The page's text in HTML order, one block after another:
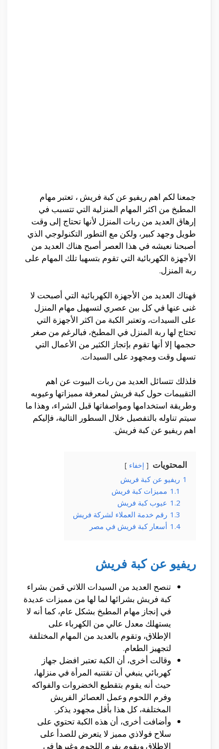
جمعنا لكم اهم ريفيو عن كبة فريش ، تعتبر مهام
المطبخ من اكثر المهام المنزلية التي تتسبب في
إرهاق العديد من ربات المنزل لأنها تحتاج إلى وقت
طويل وجهد كبير، ولكن مع التطور التكنولوجي الذي
أصبحنا نعيشه في هذا العصر أصبح هناك العديد من
الأجهزة الكهربائية التي تقوم بتسهيا تلك المهام على
ربة المنزل.
فهناك العديد من الأجهزة الكهربائية التي أصبحت لا
غنى عنها في كل بين عصري لتسهيل مهام المنزل
على السيدات، وتعتبر الكبة من اكثر الأجهزة التي
تحتاج لها ربة المنزل في المطبخ، فبالرغم من صغر
حجمها إلا أنها تقوم بإتجاز الكثير من الأعمال التي
تسهل وقت ومجهود على السيدات.
فلذلك تتسائل العديد من ربات البيوت عن اهم
التقييمات حول كبة فريش لمعرفة مميزاتها وعيوبه
وطريقة استخدامها ومواصفاتها قبل الشراء، وهذا ما
سيتم تناوله بالتفصيل خلال السطور التالية، فإليكم
اهم ريفيو عن كبة فريش.
المحتويات إخفاء
1 ريفيو عن كبة فريش
1.1 مميزات كبة فريش
1.2 عيوب كبة فريش
1.3 رقم خدمة العملاء لشركة فريش
1.4 أسعار كبة فريش في مصر
ريفيو عن كبة فريش
تنصح العديد من السيدات اللاتي قمن بشراء
كبة فريش بشرائها لما لها من مميزات عديدة
في إنجاز مهام المطبخ بشكل عام، كما أنه لا
يستهلك معدل عالي من الكهرباء على
الإطلاق، وتقوم بالعديد من المهام المختلفة
لتجهيز الطعام.
وقالت أخرى، أن الكبة تعتبر افضل جهاز
كهربائي ينبغي أن تقتنيه المرأة في منزلها،
حيث أنه يقوم بتقطيع الخضروات والفواكه
وفرم اللحوم وعمل العصائر الفريش
المختلفة، كل هذا بأقل مجهود يذكر.
وأضافت أخرى، أن هذه الكبة تحتوي على
سلاح فولاذي مميز لا يتعرض للصدأ على
الإطلاق ويقوم بفرم اللحوم وغيرها في